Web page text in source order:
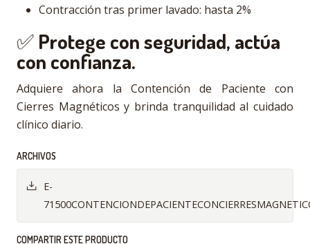
Contracción tras primer lavado: hasta 2%
✅ Protege con seguridad, actúa
con confianza.
Adquiere ahora la Contención de Paciente con
Cierres Magnéticos y brinda tranquilidad al cuidado
clínico diario.
ARCHIVOS
E-
COMPARTIR ESTE PRODUCTO